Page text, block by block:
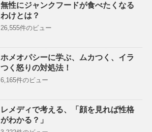
無性にジャンクフードが食べたくなる
わけとは？
26,555件のビュー
ホメオパシーに学ぶ、ムカつく、イラ
つく怒りの対処法！
6,165件のビュー
レメディで考える、「顔を見れば性格
がわかる？」